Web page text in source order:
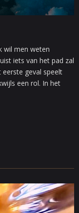
wil men weten
iets van het pad zal
geval speelt
een rol. In het